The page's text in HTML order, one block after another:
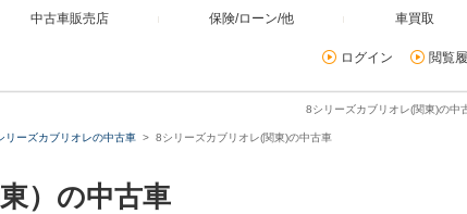
中古車販売店 保険/ローン/他 車買取
ログイン 閲覧
8シリーズカブリオレ(関東)の中
リーズカブリオレの中古車 8シリーズカブリオレ(関東)の中古車
）の中古車